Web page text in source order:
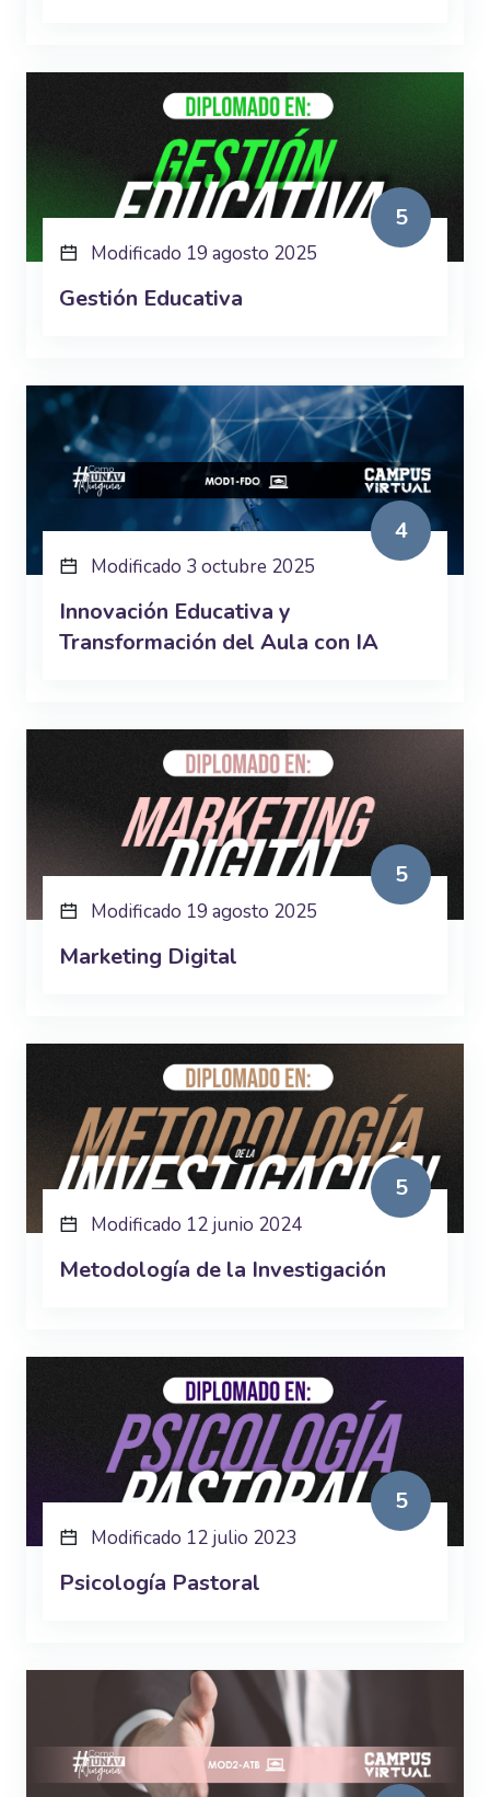
Modificado 19 agosto 2025
Gestión Educativa
5
Modificado 3 octubre 2025
Innovación Educativa y
Transformación del Aula con IA
4
Modificado 19 agosto 2025
Marketing Digital
5
Modificado 12 junio 2024
Metodología de la Investigación
5
Modificado 12 julio 2023
Psicología Pastoral
5